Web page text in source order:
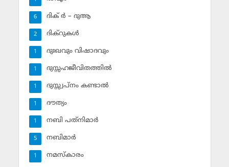
ദിക് ര്‍ – ദുആ
6
ദിക്‌റുകള്‍
2
ദുഃഖവും വിഷാദവും
1
ദുസ്സഹജീവിതത്തില്‍
1
ദുസ്സ്വപ്‌നം കണ്ടാല്‍
1
ദൗത്യം
1
നബി പത്‌നിമാര്‍
1
നബിമാര്‍
5
നമസ്‌കാരം
1